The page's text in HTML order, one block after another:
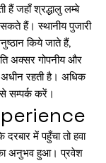
हैं जहाँ श्रद्धालु लम्बे
हैं। स्थानीय पुजारी
किये जाते हैं,
अक्सर गोपनीय और
अधीन रहती है। अधिक
सम्पर्क करें।
दरबार में पहुँचा तो हवा
अनुभव हुआ। प्रवेश